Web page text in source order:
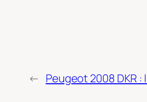
← Peugeot 2008 DKR